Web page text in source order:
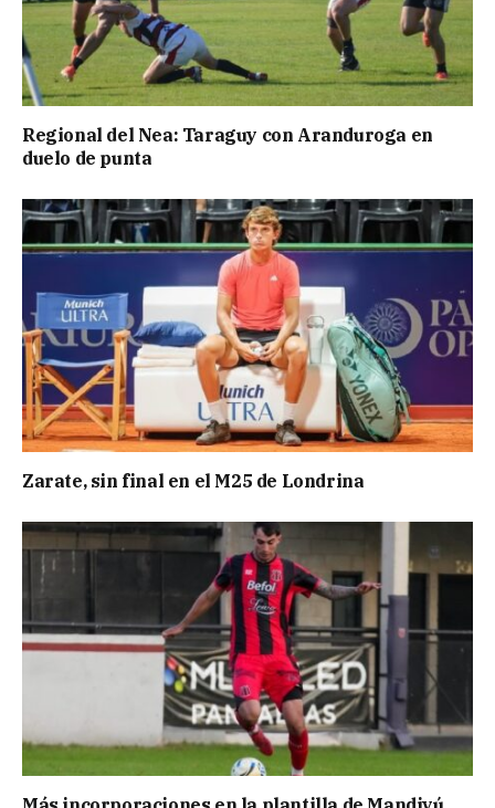
Regional del Nea: Taraguy con Aranduroga en
duelo de punta
Zarate, sin final en el M25 de Londrina